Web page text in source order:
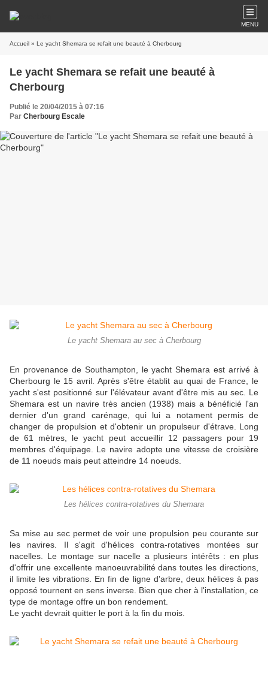
MENU
Accueil » Le yacht Shemara se refait une beauté à Cherbourg
Le yacht Shemara se refait une beauté à
Cherbourg
Publié le 20/04/2015 à 07:16
Par Cherbourg Escale
Le yacht Shemara au sec à Cherbourg
En provenance de Southampton, le yacht Shemara est arrivé à
Cherbourg le 15 avril. Après s'être établit au quai de France, le
yacht s'est positionné sur l'élévateur avant d'être mis au sec. Le
Shemara est un navire très ancien (1938) mais a bénéficié l'an
dernier d'un grand carénage, qui lui a notament permis de
changer de propulsion et d'obtenir un propulseur d'étrave. Long
de 61 mètres, le yacht peut accueillir 12 passagers pour 19
membres d'équipage. Le navire adopte une vitesse de croisière
de 11 noeuds mais peut atteindre 14 noeuds.
Les hélices contra-rotatives du Shemara
Sa mise au sec permet de voir une propulsion peu courante sur
les navires. Il s'agit d'hélices contra-rotatives montées sur
nacelles. Le montage sur nacelle a plusieurs intérêts : en plus
d'offrir une excellente manoeuvrabilité dans toutes les directions,
il limite les vibrations. En fin de ligne d'arbre, deux hélices à pas
opposé tournent en sens inverse. Bien que cher à l'installation, ce
type de montage offre un bon rendement.
Le yacht devrait quitter le port à la fin du mois.